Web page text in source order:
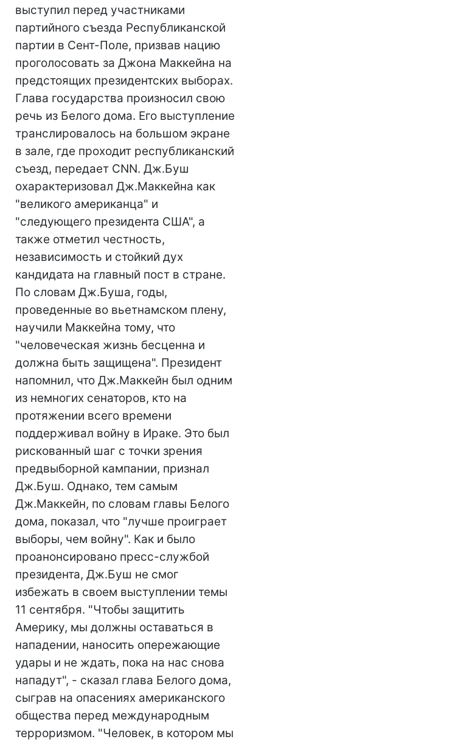
выступил перед участниками
партийного съезда Республиканской
партии в Сент-Поле, призвав нацию
проголосовать за Джона Маккейна на
предстоящих президентских выборах.
Глава государства произносил свою
речь из Белого дома. Его выступление
транслировалось на большом экране
в зале, где проходит республиканский
съезд, передает CNN. Дж.Буш
охарактеризовал Дж.Маккейна как
"великого американца" и
"следующего президента США", а
также отметил честность,
независимость и стойкий дух
кандидата на главный пост в стране.
По словам Дж.Буша, годы,
проведенные во вьетнамском плену,
научили Маккейна тому, что
"человеческая жизнь бесценна и
должна быть защищена". Президент
напомнил, что Дж.Маккейн был одним
из немногих сенаторов, кто на
протяжении всего времени
поддерживал войну в Ираке. Это был
рискованный шаг с точки зрения
предвыборной кампании, признал
Дж.Буш. Однако, тем самым
Дж.Маккейн, по словам главы Белого
дома, показал, что "лучше проиграет
выборы, чем войну". Как и было
проанонсировано пресс-службой
президента, Дж.Буш не смог
избежать в своем выступлении темы
11 сентября. "Чтобы защитить
Америку, мы должны оставаться в
нападении, наносить опережающие
удары и не ждать, пока на нас снова
нападут", - сказал глава Белого дома,
сыграв на опасениях американского
общества перед международным
терроризмом. "Человек, в котором мы